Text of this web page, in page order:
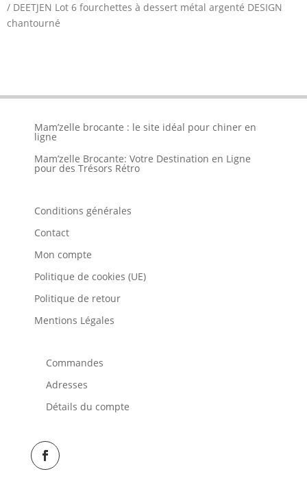
/ DEETJEN Lot 6 fourchettes à dessert métal argenté DESIGN
chantourné
Mam’zelle brocante : le site idéal pour chiner en
ligne
Mam’zelle Brocante: Votre Destination en Ligne
pour des Trésors Rétro
Conditions générales
Contact
Mon compte
Politique de cookies (UE)
Politique de retour
Mentions Légales
Commandes
Adresses
Détails du compte